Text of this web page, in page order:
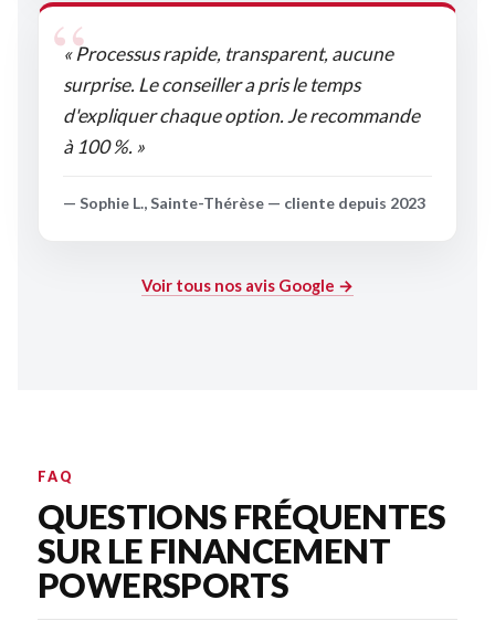
« Processus rapide, transparent, aucune
surprise. Le conseiller a pris le temps
d'expliquer chaque option. Je recommande
à 100 %. »
— Sophie L., Sainte-Thérèse — cliente depuis 2023
Voir tous nos avis Google →
FAQ
QUESTIONS FRÉQUENTES
SUR LE FINANCEMENT
POWERSPORTS